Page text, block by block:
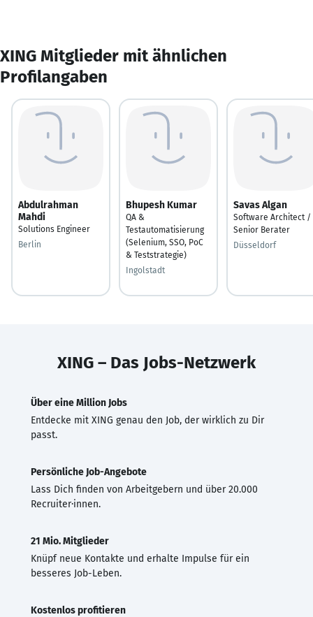
XING Mitglieder mit ähnlichen
Profilangaben
Abdulrahman
Mahdi
Solutions Engineer
Berlin
Bhupesh Kumar
QA &
Testautomatisierung
(Selenium, SSO, PoC
& Teststrategie)
Ingolstadt
Savas Algan
Software Architect /
Senior Berater
Düsseldorf
XING – Das Jobs-Netzwerk
Über eine Million Jobs
Entdecke mit XING genau den Job, der wirklich zu Dir
passt.
Persönliche Job-Angebote
Lass Dich finden von Arbeitgebern und über 20.000
Recruiter·innen.
21 Mio. Mitglieder
Knüpf neue Kontakte und erhalte Impulse für ein
besseres Job-Leben.
Kostenlos profitieren